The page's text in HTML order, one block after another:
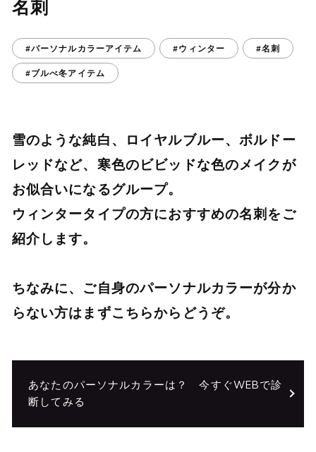
名刺
#パーソナルカラーアイテム #ウィンター #名刺
#ブルべ冬アイテム
雪のような純白、ロイヤルブルー、ボルドー
レッドなど、寒色のビビッドな色のメイクが
お似合いになるグループ。
ウィンタータイプの方におすすめの名刺をご
紹介します。
ちなみに、ご自身のパーソナルカラーが分か
らない方はまずこちらからどうぞ。
あなたのパーソナルカラーは？ 今すぐWEBで診
断してみる